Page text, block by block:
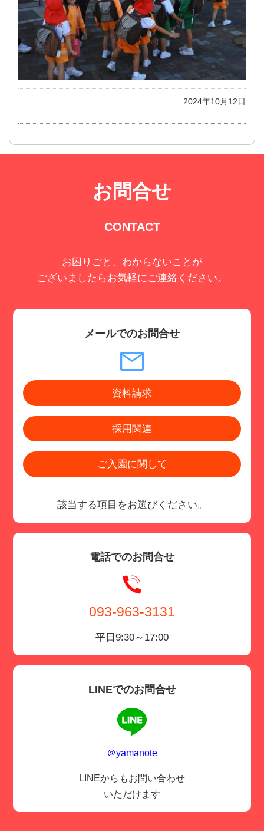
2024年10月12日
お問合せ
CONTACT
お困りごと、わからないことが
ございましたらお気軽にご連絡ください。
メールでのお問合せ
資料請求
採用関連
ご入園に関して
該当する項目をお選びください。
電話でのお問合せ
093-963-3131
平日9:30～17:00
LINEでのお問合せ
＠yamanote
LINEからもお問い合わせ
いただけます